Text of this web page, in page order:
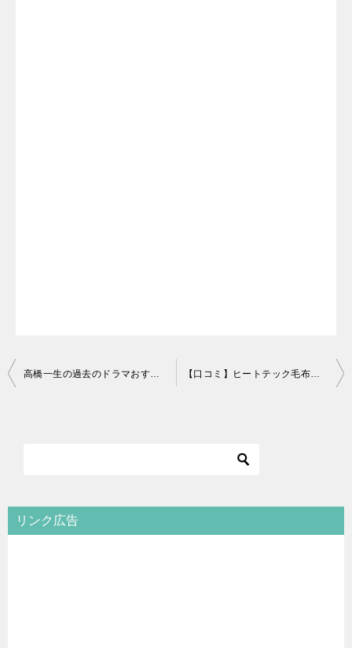
投
シ
高橋一生の過去のドラマおすすめ一覧【2020年最新版】動画配信情報！ 【口コミ】ヒートテック毛布はニトリのnウォームや無印より暖かい？
リンク広告